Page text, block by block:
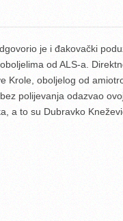
je i đakovački
od ALS-a.
Krole, oboljelog od
polijevanja odazvao
a to su Dubravko